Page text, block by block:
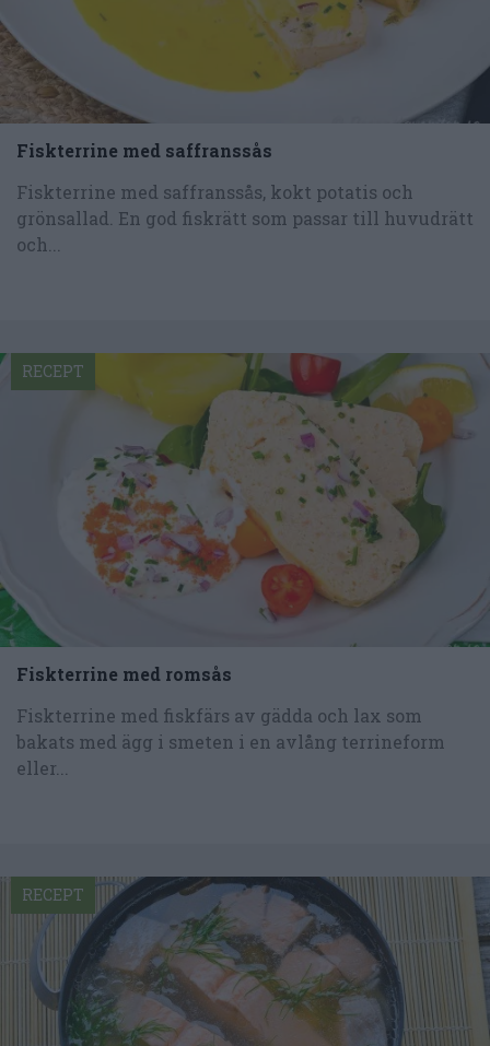
Fiskterrine med saffranssås
Fiskterrine med saffranssås, kokt potatis och
grönsallad. En god fiskrätt som passar till huvudrätt
och...
Fiskterrine med romsås
Fiskterrine med fiskfärs av gädda och lax som
bakats med ägg i smeten i en avlång terrineform
eller...
RECEPT
RECEPT